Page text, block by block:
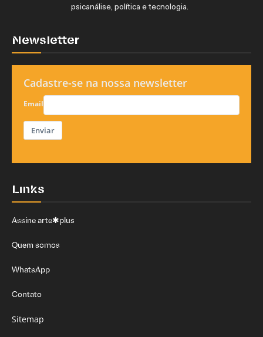
psicanálise, política e tecnologia.
Newsletter
Cadastre-se na nossa newsletter
Email
Enviar
Links
Assine arte✱plus
Quem somos
WhatsApp
Contato
Sitemap